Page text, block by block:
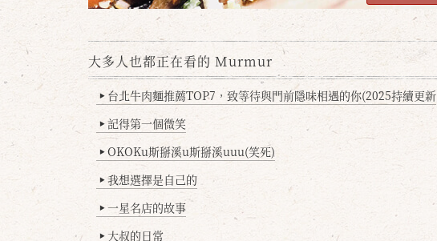
大多人也都正在看的 Murmur
▶ 台北牛肉麵推薦TOP7，致等待與門前隱味相遇的你(2025持續更新
▶ 記得第一個微笑
▶ OKOKu斯掰溪u斯掰溪uuu(笑死)
▶ 我想選擇是自己的
▶ 一星名店的故事
▶ 大叔的日常